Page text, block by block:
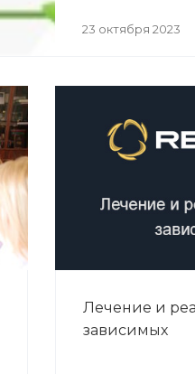
23 октября 2023
Лечение и
зависимых